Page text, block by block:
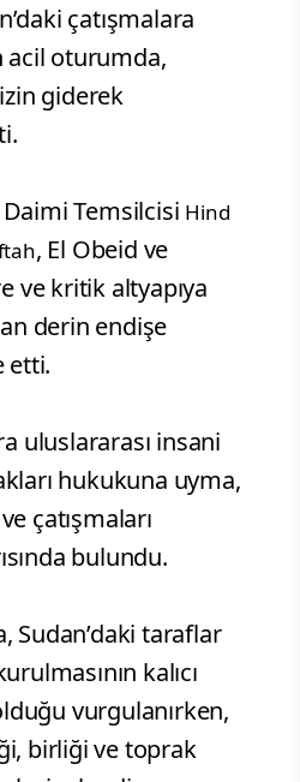
çatışmalara
acil oturumda,
giderek
Temsilcisi Hind
, El Obeid ve
ve kritik altyapıya
derin endişe
etti.
uluslararası insani
hukukuna uyma,
çatışmaları
bulundu.
Sudan’daki taraflar
kalıcı
vurgulanırken,
birliği ve toprak